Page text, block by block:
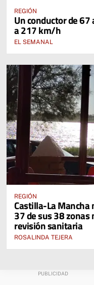
REGIÓN
Un conductor de
a 217 km/h
EL SEMANAL
REGIÓN
Castilla-La Mancha
37 de sus 38
revisión sanitaria
ROSALINDA TEJERA